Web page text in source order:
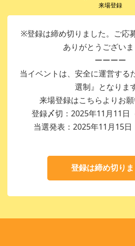
来場登録
※登録は締め切りました。ご応
ありがとうございま
ーーーー
当イベントは、安全に運営する
選制』となります
来場登録はこちらよりお願
登録〆切：2025年11月11日
当選発表：2025年11月15日
登録は締め切り